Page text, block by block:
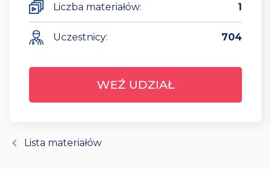
Liczba materiałów: 1
Uczestnicy: 704
WEŹ UDZIAŁ
chevron_left Lista materiałów